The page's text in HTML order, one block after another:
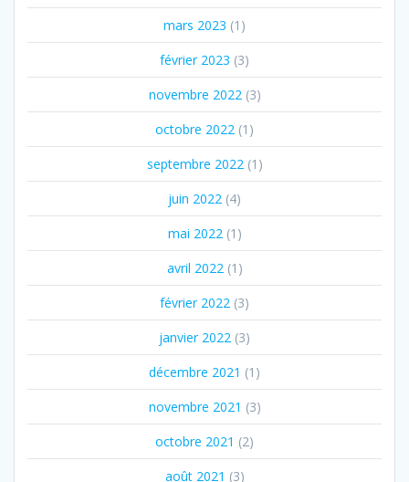
mars 2023 (1)
février 2023 (3)
novembre 2022(3)
octobre 2022 (1)
septembre 2022(1)
juin 2022 (4)
mai 2022(1)
avril 2022(1)
février 2022 (3)
janvier 2022 (3)
décembre 2021 (1)
novembre 2021 (3)
octobre 2021 (2)
août 2021 (3)